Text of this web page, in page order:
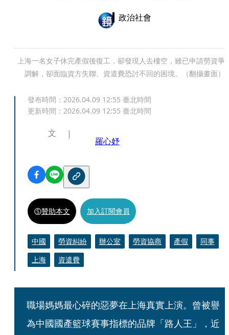
政治社會
上海一名女子休完產假後復工，卻發現人去樓空，雖已申請勞資爭
調解，卻面臨資方失聯、資遣費恐討不回的困境。（翻攝畫面）
發布時間： 2026.04.09 12:55 臺北時間
更新時間： 2026.04.09 12:55 臺北時間
文
羅心妤
贊助本文 加入訂閱會員
中國 勞資糾紛 辦公室 勞資協商 產假
同事
上海
資遣費
職場媽媽最心碎的惡夢在上海真實上演。曾被譽
為中國國產籃球賽事指標的品牌「路人王」，近